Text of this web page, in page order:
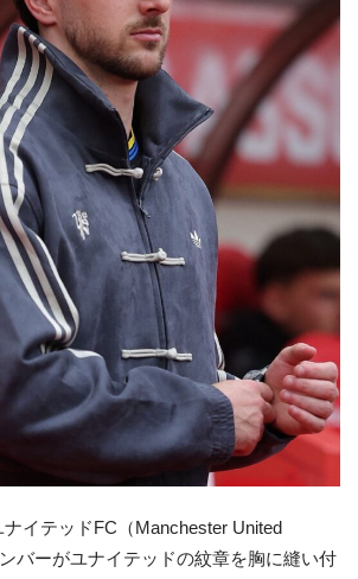
イテッドFC（Manchester United
バーがユナイテッドの紋章を胸に縫い付